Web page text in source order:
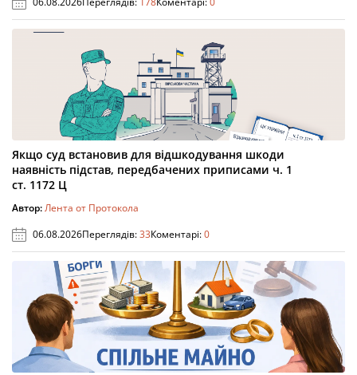
Якщо суд встановив для відшкодування шкоди
наявність підстав, передбачених приписами ч. 1
ст. 1172 Ц
Автор:Лента от Протокола
06.08.2026Переглядів:33Коментарі:0